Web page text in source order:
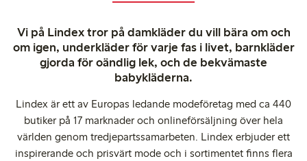
Vi på Lindex tror på damkläder du vill bära om och
om igen, underkläder för varje fas i livet, barnkläder
gjorda för oändlig lek, och de bekvämaste
babykläderna.
Lindex är ett av Europas ledande modeföretag med ca 440
butiker på 17 marknader och onlineförsäljning över hela
världen genom tredjepartssamarbeten. Lindex erbjuder ett
inspirerande och prisvärt mode och i sortimentet finns flera